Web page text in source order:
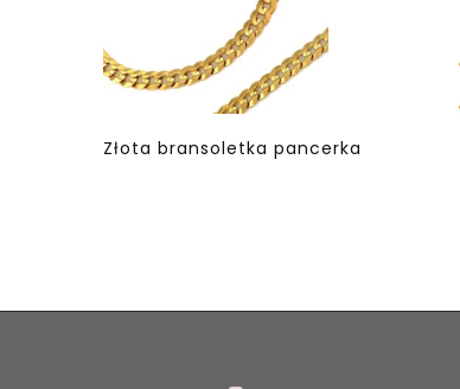
Złota bransoletka pancerka